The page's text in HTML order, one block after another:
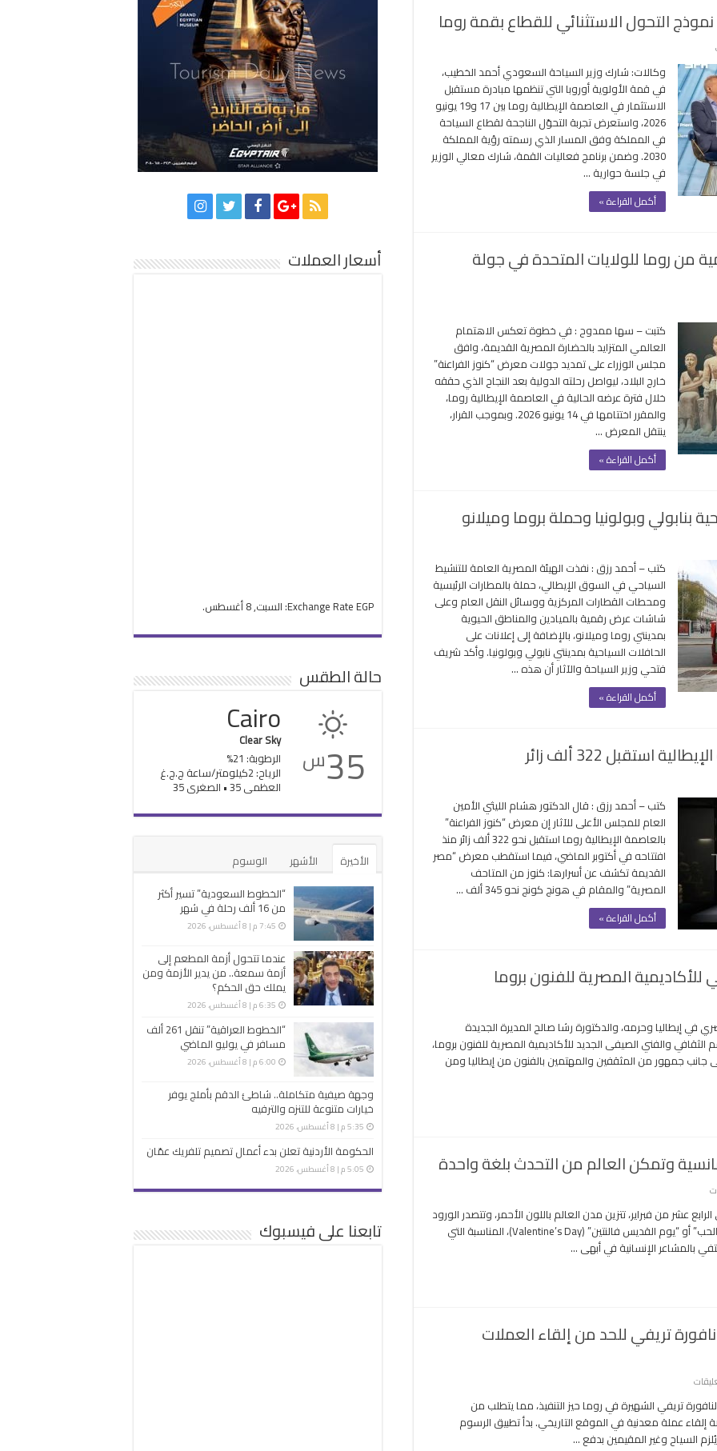
التحول الاستثنائي للقطاع بقمة روما
وزير
السياحة
السعودي
يستعرض
نموذج
التحول
الاستثنائي
للقطاع
بقمة
وكالات: شارك وزير السياحة السعودي أحمد الخطيب،
في قمة الأولوية أوروبا التي تنظمها مبادرة مستقبل
الاستثمار في العاصمة الإيطالية روما بين 17 و19 يونيو
2026، واستعرض تجربة التحوّل الناجحة لقطاع السياحة
في المملكة وفق المسار الذي رسمته رؤية المملكة
2030. وضمن برنامج فعاليات القمة، شارك معالي الوزير
في جلسة حوارية …
أكمل القراءة »
من روما للولايات المتحدة في جولة
كتبت – سها ممدوح : في خطوة تعكس الاهتمام
العالمي المتزايد بالحضارة المصرية القديمة، وافق
مجلس الوزراء على تمديد جولات معرض “كنوز الفراعنة”
خارج البلاد، ليواصل رحلته الدولية بعد النجاح الذي حققه
خلال فترة عرضه الحالية في العاصمة الإيطالية روما،
والمقرر اختتامها في 14 يونيو 2026. وبموجب القرار،
ينتقل المعرض …
أكمل القراءة »
بنابولي وبولونيا وحملة بروما وميلانو
كتب – أحمد رزق : نفذت الهيئة المصرية العامة للتنشيط
السياحي في السوق الإيطالي، حملة بالمطارات الرئيسية
ومحطات القطارات المركزية ووسائل النقل العام وعلى
شاشات عرض رقمية بالميادين والمناطق الحيوية
بمدينتي روما وميلانو، بالإضافة إلى إعلانات على
الحافلات السياحية بمدينتي نابولي وبولونيا. وأكد شريف
فتحي وزير السياحة والآثار أن هذه …
أكمل القراءة »
استقبل 322 ألف زائر
كتب – أحمد رزق : قال الدكتور هشام الليثي الأمين
العام للمجلس الأعلى للآثار إن معرض “كنوز الفراعنة”
بالعاصمة الإيطالية روما استقبل نحو 322 ألف زائر منذ
افتتاحه في أكتوبر الماضي، فيما استقطب معرض “مصر
القديمة تكشف عن أسرارها: كنوز من المتاحف
المصرية” والمقام في هونج كونج نحو 345 ألف …
أكمل القراءة »
المصرية للفنون بروما
إيطاليا وحرمه، والدكتورة رشا صالح المديرة الجديدة
والفني الصيفى الجديد للأكاديمية المصرية للفنون بروما،
جانب جمهور من المثقفين والمهتمين بالفنون من إيطاليا ومن
وتمكن العالم من التحدث بلغة واحدة
عيد
الحب
رسالة
من
التحدث
واحدة
عشر من فبراير، تتزين مدن العالم باللون الأحمر، وتتصدر الورود
والقلوب واجهات المتاجر، احتفالًا بما يُعرف بـ”عيد الحب” أو “يوم القديس فالنتين” (Valentine’s Day)، المناسبة التي
بالمشاعر الإنسانية في أبهى …
تريفي للحد من إلقاء العملات
تفرض
رسوما
جديدة
تريفي الشهيرة في روما حيز التنفيذ، مما يتطلب من
عملة معدنية في الموقع التاريخي. بدأ تطبيق الرسوم
أسعار العملات
Exchange Rate EGP : السبت, 8 أغسطس.
حالة الطقس
35س
Cairo
Clear Sky
الرطوبة: 21%
الرياح: 2كيلومتر/ساعة ج.ج.غ
العظمى 35 • الصغرى 35
الأخيرة الأشهر
الوسوم
“الخطوط السعودية” تسير أكثر
من 16 ألف رحلة في شهر
7:45 م | 8 أغسطس، 2026
عندما تتحول أزمة المطعم إلى
أزمة سمعة.. من يدير الأزمة ومن
يملك حق الحكم؟
6:35 م | 8 أغسطس، 2026
“الخطوط العراقية” تنقل 261 ألف
مسافر في يوليو الماضي
6:00 م | 8 أغسطس، 2026
وجهة صيفية متكاملة.. شاطئ الدقم بأملج يوفر
خيارات متنوعة للتنزه والترفيه
5:35 م | 8 أغسطس، 2026
الحكومة الأردنية تعلن بدء أعمال تصميم تلفريك عمّان
5:05 م | 8 أغسطس، 2026
تابعنا على فيسبوك